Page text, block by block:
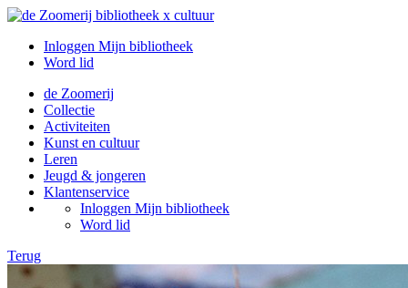
Inloggen Mijn bibliotheek
Word lid
de Zoomerij
Collectie
Activiteiten
Kunst en cultuur
Leren
Jeugd & jongeren
Klantenservice
Inloggen Mijn bibliotheek
Word lid
Terug